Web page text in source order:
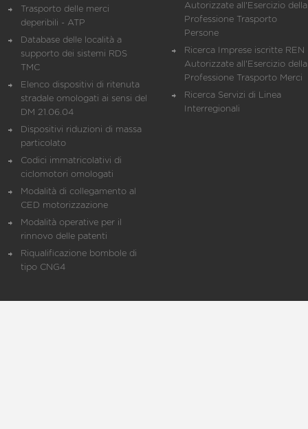
Trasporto delle merci
deperibili - ATP
Database delle località a
supporto dei sistemi RDS
TMC
Elenco dispositivi di ritenuta
stradale omologati ai sensi del
DM 21.06.04
Dispositivi riduzioni di massa
particolato
Codici immatricolativi di
ciclomotori omologati
Modalità di collegamento al
CED motorizzazione
Modalità operative per il
rinnovo delle patenti
Riqualificazione bombole di
tipo CNG4
Autorizzate all'Esercizio della
Professione Trasporto
Persone
Ricerca Imprese iscritte REN
Autorizzate all'Esercizio della
Professione Trasporto Merci
Ricerca Servizi di Linea
Interregionali